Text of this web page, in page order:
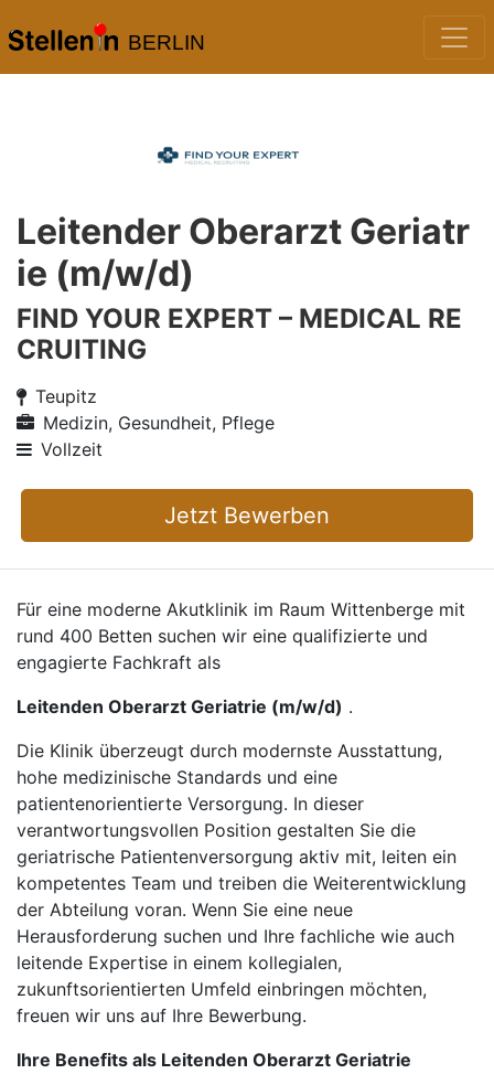
BERLIN
Leitender Oberarzt Geriatr
ie (m/w/d)
FIND YOUR EXPERT – MEDICAL RE
CRUITING
Teupitz
Medizin, Gesundheit, Pflege
Vollzeit
Jetzt Bewerben
Für eine moderne Akutklinik im Raum Wittenberge mit
rund 400 Betten suchen wir eine qualifizierte und
engagierte Fachkraft als
Leitenden Oberarzt Geriatrie (m/w/d) .
Die Klinik überzeugt durch modernste Ausstattung,
hohe medizinische Standards und eine
patientenorientierte Versorgung. In dieser
verantwortungsvollen Position gestalten Sie die
geriatrische Patientenversorgung aktiv mit, leiten ein
kompetentes Team und treiben die Weiterentwicklung
der Abteilung voran. Wenn Sie eine neue
Herausforderung suchen und Ihre fachliche wie auch
leitende Expertise in einem kollegialen,
zukunftsorientierten Umfeld einbringen möchten,
freuen wir uns auf Ihre Bewerbung.
Ihre Benefits als Leitenden Oberarzt Geriatrie